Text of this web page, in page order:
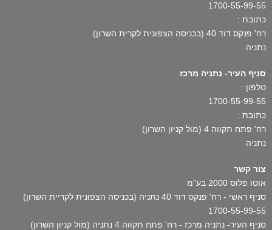
1700-55-99-55
כתובת :
רח' פנקס דוד 40 (בכניסה הצפונית לקרית השרון)
נתניה
סניף העיר- נתניה מרכז
טלפון :
1700-55-99-55
כתובת :
רח' פתח תקווה 4 (מול קניון השרון)
נתניה
צור קשר
אוטו פלוס 2000 בע"מ
סניף ראשי - רח' פנקס דוד 40 נתניה (בכניסה הצפונית לקריית השרון)
1700-55-99-55
סניף העיר- נתניה מרכז - רח' פתח תקווה 4 נתניה (מול קניון השרון)